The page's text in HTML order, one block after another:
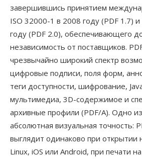
завершившись принятием
ISO 32000-1 в 2008 году (PDF 1.7)
году (PDF 2.0), обеспечивающего
независимость от поставщиков.
чрезвычайно широкий спектр
цифровые подписи, поля форм,
теги доступности, шифрование,
мультимедиа, 3D-содержимое и
архивные профили (PDF/A). Одно
абсолютная визуальная точность:
выглядит одинаково при открытии
Linux, iOS или Android, при печати